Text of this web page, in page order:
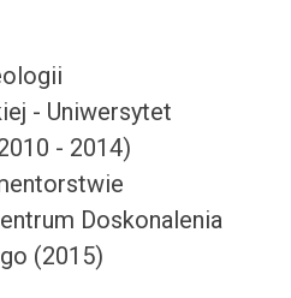
- Uniwersytet
- 2014)
Doskonalenia
(2015)